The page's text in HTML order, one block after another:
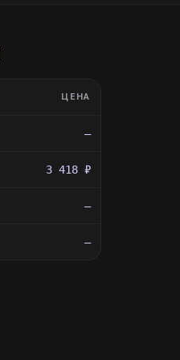
ЦЕНА
—
3 418 ₽
—
—